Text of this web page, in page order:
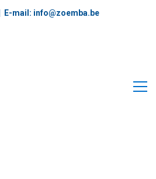
E-mail: info@zoemba.be